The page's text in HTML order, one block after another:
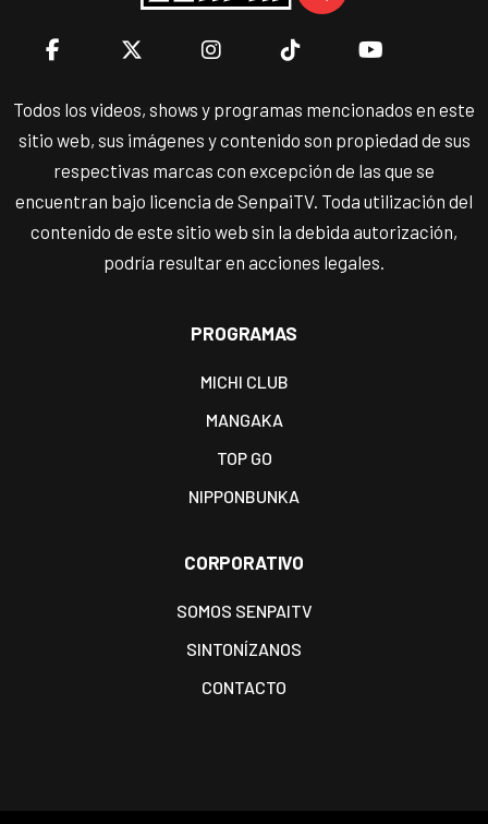
Todos los videos, shows y programas mencionados en este
sitio web, sus imágenes y contenido son propiedad de sus
respectivas marcas con excepción de las que se
encuentran bajo licencia de SenpaiTV. Toda utilización del
contenido de este sitio web sin la debida autorización,
podría resultar en acciones legales.
PROGRAMAS
MICHI CLUB
MANGAKA
TOP GO
NIPPONBUNKA
CORPORATIVO
SOMOS SENPAITV
SINTONÍZANOS
CONTACTO